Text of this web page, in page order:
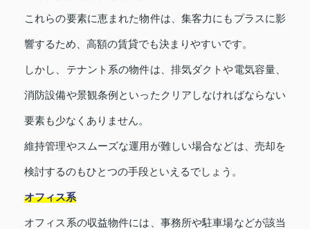
これらの要素に恵まれた物件は、集客力にもプラスに影
響するため、高額の賃貸でも決まりやすいです。
しかし、テナント系の物件は、排気ダクトや電気容量、
消防設備や景観条例といったクリアしなければならない
要素も少なくありません。
維持管理やスムーズな運用が難しい場合などは、売却を
検討するのもひとつの手段といえるでしょう。
オフィス系
オフィス系の収益物件には、事務所や駐車場などが該当